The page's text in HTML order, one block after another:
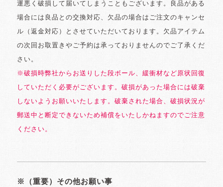
運悪く破損して届いてしまうこともございます。良品がある
場合には良品との交換対応、欠品の場合はご注文のキャンセ
ル（返金対応）とさせていただいております。欠品アイテム
の次回お取置きやご予約は承っておりませんのでご了承くだ
さい。
※破損時弊社からお送りした段ボール、緩衝材など原状回復
していただく必要がございます。破損があった場合には破棄
しないようお願いいたします。破棄された場合、破損状況が
郵送中と断定できないため補償をいたしかねますのでご注意
ください。
※（重要）その他お願い事